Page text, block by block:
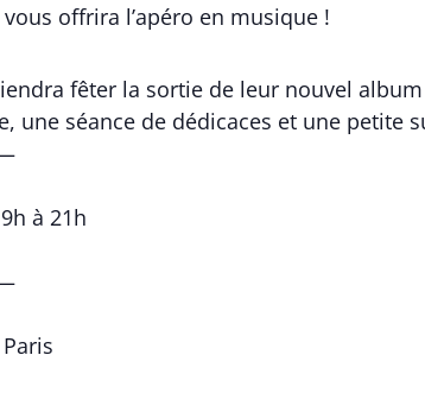
offrira l’apéro en musique !
fêter la sortie de leur nouvel
une séance de dédicaces et une petite
à 21h